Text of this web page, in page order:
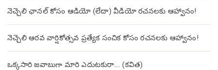
నెచ్చెలి ఛానల్ కోసం ఆడియో (లేదా) వీడియో రచనలకు ఆహ్వానం!
నెచ్చెలి ఆరవ వార్షికోత్సవ ప్రత్యేక సంచిక కోసం రచనలకు ఆహ్వానం!
ఒక్కసారి జవాబుగా మారి ఎదుటకురా…. (కవిత)